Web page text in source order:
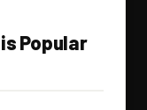
Popular